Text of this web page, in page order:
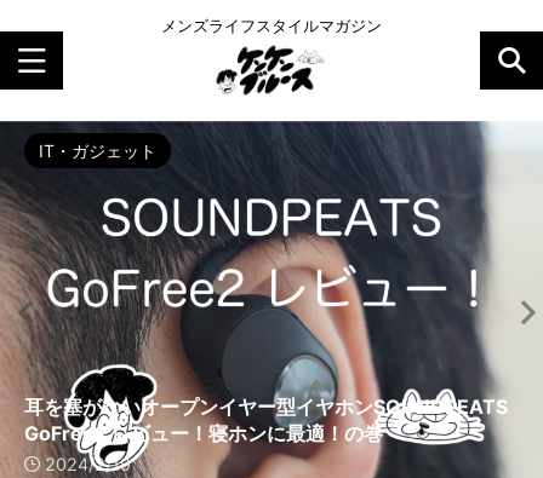
メンズライフスタイルマガジン
コーヒー コーヒー豆と水
【2年使った】エブリィフレシャス・トール（tall） レビ
ュー！良い点・悪い点まとめ！の巻
2026/1/15
IT・ガジェット
耳を塞がないオープンイヤー型イヤホンSOUNDPEATS
GoFree2 レビュー！寝ホンに最適！の巻
2024/2/19
インテリア ルーム
Yogibo Mini（ヨギボー ミニ）のサイズは？ミニよりピラ
ミッドをおすすめする理由！の巻
2024/1/10
コーヒー コーヒー豆と水
エブリィフレシャスで赤ちゃんのミルクは作れる？ECO
モードで理想の温度を実現！の巻
2024/1/9
コーヒー コーヒー豆と水
エブリィフレシャスの高温水（お湯）でカップラーメンは
作れる？の巻
2024/1/8
コーヒー コーヒー豆と水
エブリィフレシャスの初期設定は？詳しく手順を説明！の
巻
2023/12/27
コーヒー コーヒー豆と水
エブリィフレシャスは申し込みから何日で届く？の巻
【配送について】
2023/12/22
シューズ・スニーカー ファッション
NIKE ナイキ 加水分解しない一生履けるスニーカー 4選！
の巻
2023/12/21
コーヒー コーヒーの知識 コーヒー器具
コーヒー豆の適切な保管方法！おすすめの保存容器は？の
巻
2023/12/20
インテリア ルーム
Yogibo Pyramid（ヨギボー ピラミッド）のサイズ感は？
大人でも使える？の巻 【レビュー】
2023/12/19